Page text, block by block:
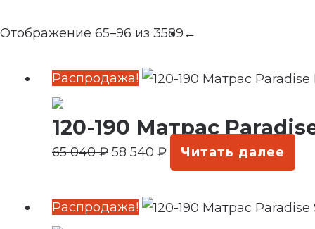
Отображение 65–96 из 3589
Распродажа!
120-190 Матрас
65 040₽
Первоначальная
составляла
65
58 540 ₽
Текущая
58
540 ₽.
Читать далее
Распродажа!Первоначальная
Текущая
←